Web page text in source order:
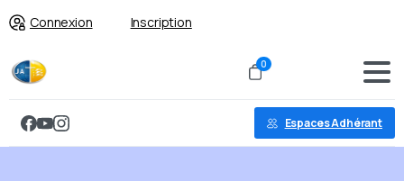
Connexion Inscription
0
Espaces Adhérant